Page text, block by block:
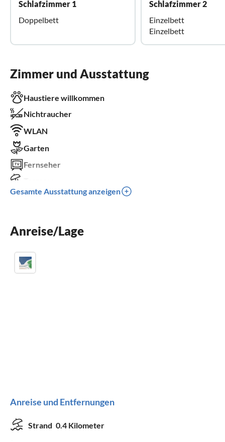
Schlafzimmer 1
Doppelbett
Schlafzimmer 2
Einzelbett
Einzelbett
Zimmer und Ausstattung
Haustiere willkommen
Nichtraucher
WLAN
Garten
Fernseher
Spülmaschine
Kamin
Gesamte Ausstattung anzeigen
Anreise/Lage
Anreise und Entfernungen
Strand 0.4 Kilometer